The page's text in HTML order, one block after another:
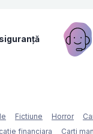
Fictiune Horror
financiara Carti